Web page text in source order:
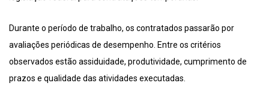
Durante o período de trabalho, os contratados passarão por
avaliações periódicas de desempenho. Entre os critérios
observados estão assiduidade, produtividade, cumprimento de
prazos e qualidade das atividades executadas.